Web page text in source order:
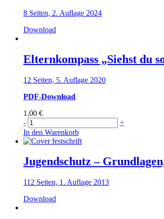
Menge
8 Seiten, 2. Auflage 2024
Download
Elternkompass „Siehst du
12 Seiten, 5. Auflage 2020
PDF-Download
1,00 €
- Elternkompass
"Siehst
du
aus
wie
-
Menge
+
In den Warenkorb
Jugendschutz –
112 Seiten, 1. Auflage 2013
Download